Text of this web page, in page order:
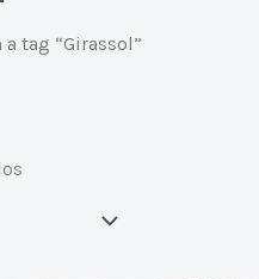
tag “Girassol”
Classificado
por